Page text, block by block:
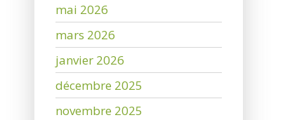
mai 2026
mars 2026
janvier 2026
décembre 2025
novembre 2025